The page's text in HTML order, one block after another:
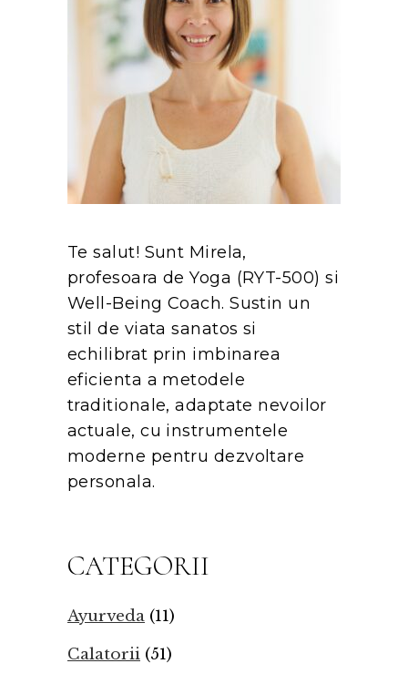
Te salut! Sunt Mirela,
profesoara de Yoga (RYT-500) si
Well-Being Coach. Sustin un
stil de viata sanatos si
echilibrat prin imbinarea
eficienta a metodele
traditionale, adaptate nevoilor
actuale, cu instrumentele
moderne pentru dezvoltare
personala.
CATEGORII
Ayurveda (11)
Calatorii (51)